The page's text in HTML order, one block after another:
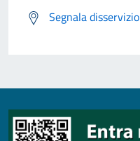
Segnala disservizio